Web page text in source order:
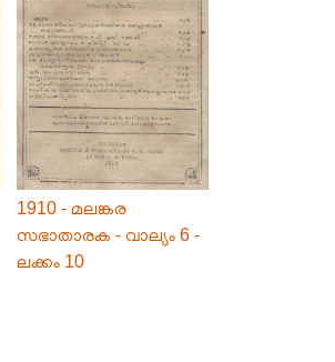
1910 - മലങ്കര
സഭാതാരക - വാല്യം 6 -
ലക്കം 10